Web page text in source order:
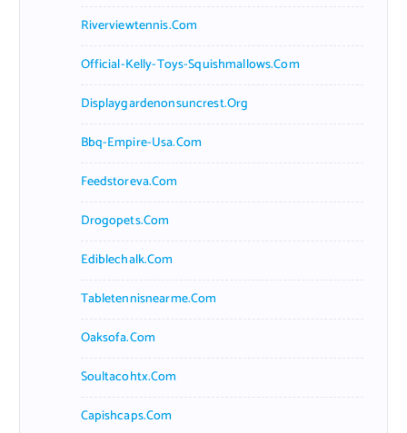
Riverviewtennis.com
Official-Kelly-Toys-Squishmallows.com
Displaygardenonsuncrest.org
Bbq-Empire-Usa.com
Feedstoreva.com
Drogopets.com
Ediblechalk.com
Tabletennisnearme.com
Oaksofa.com
Soultacohtx.com
Capishcaps.com